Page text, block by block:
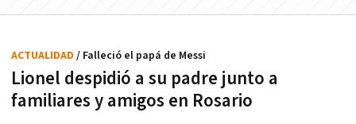
Lionel despidió a su padre junto a
familiares y amigos en Rosario
ACTUALIDAD / Falleció el papá de Messi